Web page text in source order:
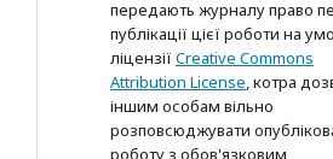
передають журналу право
публікації цієї роботи на
ліцензії Creative Commons
Attribution License, котра
іншим особам вільно
розповсюджувати
роботу з обов'язковим